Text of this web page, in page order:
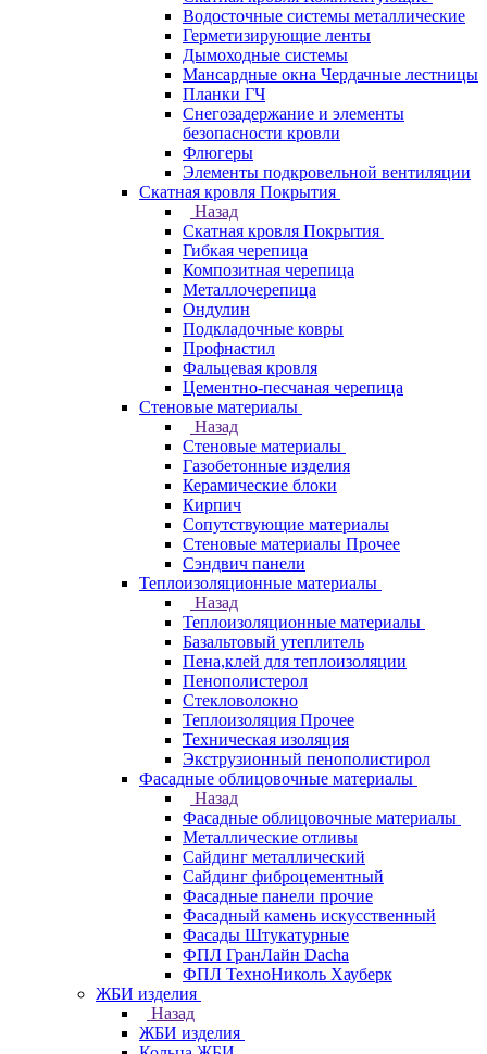
Водосточные системы металлические
Герметизирующие ленты
Дымоходные системы
Мансардные окна Чердачные лестницы
Планки ГЧ
Снегозадержание и элементы
безопасности кровли
Флюгеры
Элементы подкровельной вентиляции
Скатная кровля Покрытия
Назад
Скатная кровля Покрытия
Гибкая черепица
Композитная черепица
Металлочерепица
Ондулин
Подкладочные ковры
Профнастил
Фальцевая кровля
Цементно-песчаная черепица
Стеновые материалы
Назад
Стеновые материалы
Газобетонные изделия
Керамические блоки
Кирпич
Сопутствующие материалы
Стеновые материалы Прочее
Сэндвич панели
Теплоизоляционные материалы
Назад
Теплоизоляционные материалы
Базальтовый утеплитель
Пена,клей для теплоизоляции
Пенополистерол
Стекловолокно
Теплоизоляция Прочее
Техническая изоляция
Экструзионный пенополистирол
Фасадные облицовочные материалы
Назад
Фасадные облицовочные материалы
Металлические отливы
Сайдинг металлический
Сайдинг фиброцементный
Фасадные панели прочие
Фасадный камень искусственный
Фасады Штукатурные
ФПЛ ГранЛайн Dacha
ФПЛ ТехноНиколь Хауберк
ЖБИ изделия
Назад
ЖБИ изделия